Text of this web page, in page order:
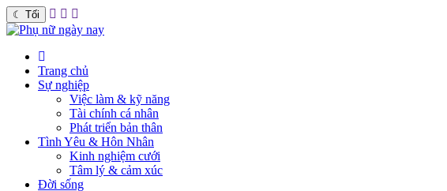
☾ Tối
Trang chủ
Sự nghiệp
Việc làm & kỹ năng
Tài chính cá nhân
Phát triển bản thân
Tình Yêu & Hôn Nhân
Kinh nghiệm cưới
Tâm lý & cảm xúc
Đời sống